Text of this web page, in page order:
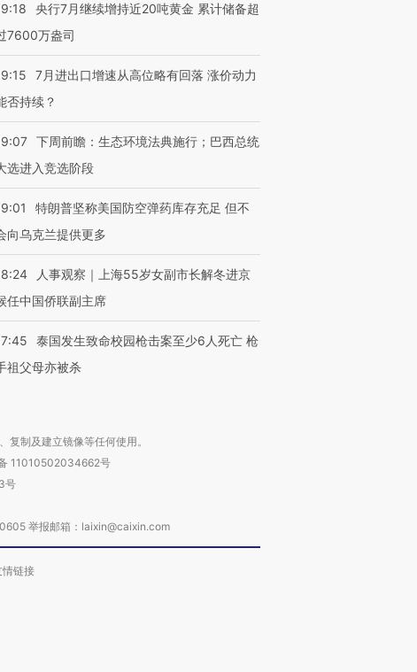
央行7月继续增持近20吨黄金 累计储备超
7600万盎司
7月进出口增速从高位略有回落 涨价动力
否持续？
下周前瞻：生态环境法典施行；巴西总统
选进入竞选阶段
特朗普坚称美国防空弹药库存充足 但不
向乌克兰提供更多
人事观察｜上海55岁女副市长解冬进京
任中国侨联副主席
泰国发生致命校园枪击案至少6人死亡 枪
祖父母亦被杀
制及建立镜像等任何使用。
11010502034662号
号
举报邮箱：laixin@caixin.com
情链接